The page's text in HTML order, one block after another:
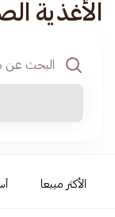
الأغذية
الأكثر مبيعا